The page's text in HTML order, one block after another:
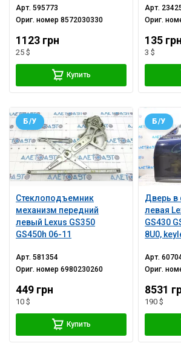
Арт.595773
Ориг. номер8572030330
1123 грн
25 $
Купить
Арт.
Ориг.
135 грн
3 $
Стеклоподъемник
механизм передний
левый Lexus GS350
GS450h 06-11
Б/У
Арт.581354
Ориг. номер6980230260
449 грн
10 $
Купить
Дверь в
левая
GS430
8U0,
Б/У
Арт.
Ориг.
8531
190 $